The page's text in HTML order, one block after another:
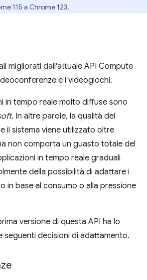
115 a Chrome 123.
migliorati dall'attuale API Compute
e i videogiochi.
in tempo reale molto diffuse sono
. In altre parole, la qualità del
il sistema viene utilizzato oltre
non comporta un guasto totale del
in tempo reale graduali
della possibilità di adattare i
in base al consumo o alla pressione
versione di questa API ha lo
seguenti decisioni di adattamento.